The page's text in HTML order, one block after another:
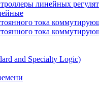
линейных
тока
тока
and Specialty Logic)